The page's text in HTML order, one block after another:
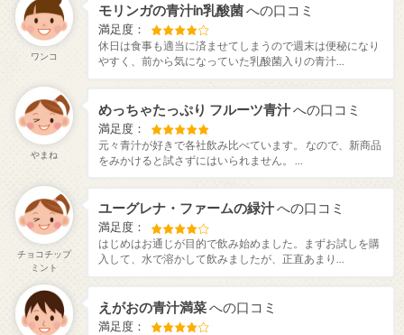
ワンコ
モリンガの青汁in乳酸菌への口コミ
満足度：
休日は食事も適当に済ませてしまうので週末は便秘になり
やすく、前から気になっていた乳酸菌入りの青汁...
やまね
めっちゃたっぷり フルーツ青汁への口コミ
満足度：
元々青汁が好きで各社飲み比べています。 なので、新商品
をみかけると試さずにはいられません。 ...
チョコチップ
ミント
ユーグレナ・ファームの緑汁への口コミ
満足度：
はじめはお通じが目的で飲み始めました。まずお試しを購
入して、水で溶かして飲みましたが、正直あまり...
えがおの青汁満菜への口コミ
満足度：